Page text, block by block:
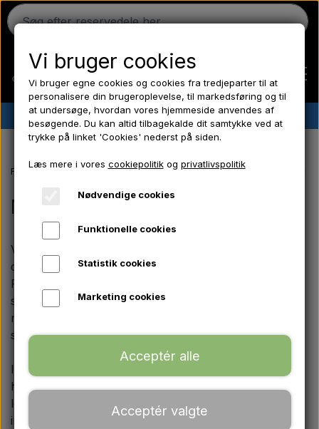
Ferguson
Massey Ferguson
Trækbomme - Topstænger mv.
Traktordæk
✔︎ Dansk lager✔︎ Hurtig levering ✔︎ Lave priser
Forside Massey Ferguson reservedele MF 135 reservedele
Motordele 3 cyl. Diesel
Vi tilbyder et bredt udvalg af slidstærke motordele til
den klassiske 3-cylindrede dieselmotor på din Massey
Ferguson 135. Vores sortiment dækker alt, hvad du
skal bruge til både vedligeholdelse og
motorrenoveringer, så du kan sikre din MF 135 en
sund og stabil motorgang.
I denne kategori finder du komponenter i høj kvalitet,
herunder komplette pakningssæt, stempler, foringer,
lejer, ventiler samt vitale dele til brændstof- og
indsprøjtningssystemet. Hvis du har spørgsmål til
Vi bruger cookies
Vi bruger egne cookies og cookies fra tredjeparter til at
personalisere din brugeroplevelse, til markedsføring og til
at undersøge, hvordan vores hjemmeside anvendes af
besøgende. Du kan altid tilbagekalde dit samtykke ved at
trykke på linket 'Cookies' nederst på siden.
Læs mere i vores cookiepolitikog privatlivspolitik
Nødvendige cookies
Funktionelle cookies
Statistik cookies
Marketing cookies
Acceptér alle
Acceptér valgte